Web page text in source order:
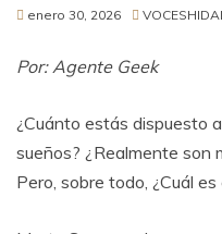
enero 30, 2026
Por: Agente Geek
¿Cuánto estás dispuesto
sueños? ¿Realmente son
Pero, sobre todo, ¿Cuál